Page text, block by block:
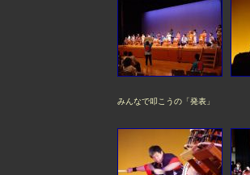
みんなで叩こうの「発表」